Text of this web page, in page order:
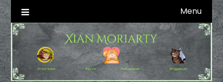
Skip
to
content
Xian Moriarty
Autrice SFFF & Blogueuse & Streameuse Menu